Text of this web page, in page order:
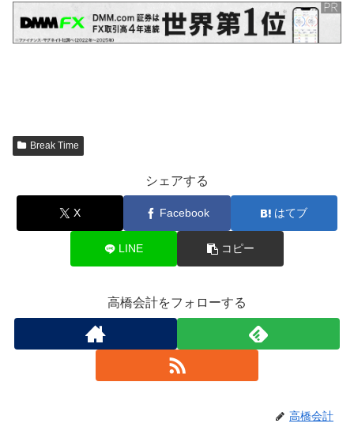
Break Time
シェアする
X Facebook はてブ
LINE コピー
高橋会計をフォローする
高橋会計